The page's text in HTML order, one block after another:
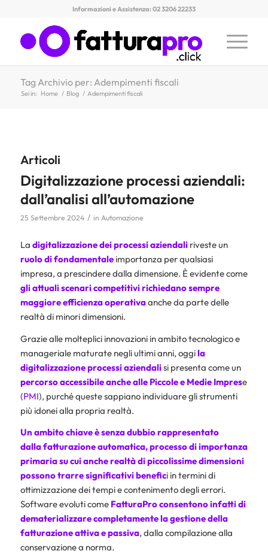
Informazioni e Assistenza: 02 3206 22233
Tag Archivio per: Adempimenti fiscali
Sei in: Home / Blog / Adempimenti fiscali
Articoli
Digitalizzazione processi aziendali:
dall’analisi all’automazione
25 Settembre 2024 / in Automazione
La digitalizzazione dei processi aziendaliriveste un
ruolo di fondamentaleimportanza per qualsiasi
impresa, a prescindere dalla dimensione. È evidente come
gli attuali scenari competitivi richiedano sempre
maggiore efficienza operativaanche da parte delle
realtà di minori dimensioni.
Grazie alle molteplici innovazioni in ambito tecnologico e
manageriale maturate negli ultimi anni, oggila
digitalizzazioneprocessi aziendalisi presenta come un
percorso accessibile anche alle Piccole e Medie Imprese
(PMI), purché queste sappiano individuare gli strumenti
più idonei alla propria realtà.
Un ambito chiave è senza dubbio rappresentato
dallafatturazione automatica, processo di importanza
primaria su cui anche realtà di piccolissime dimensioni
possono trarre significativi benefici in termini di
ottimizzazione dei tempi e contenimento degli errori.
Software evoluti come FatturaProconsentono infatti di
dematerializzare completamente la gestione della
fatturazione attiva e passiva, dalla compilazione alla
conservazione a norma.